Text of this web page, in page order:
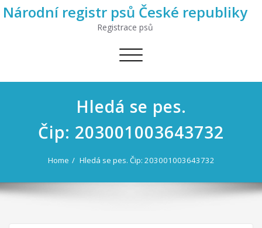
Národní registr psů České republiky
Registrace psů
Toggle
Hledá se pes.
Čip: 203001003643732
Home Hledá se pes. Čip: 203001003643732